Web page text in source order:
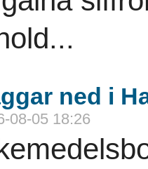
ned i
08-05 18:26